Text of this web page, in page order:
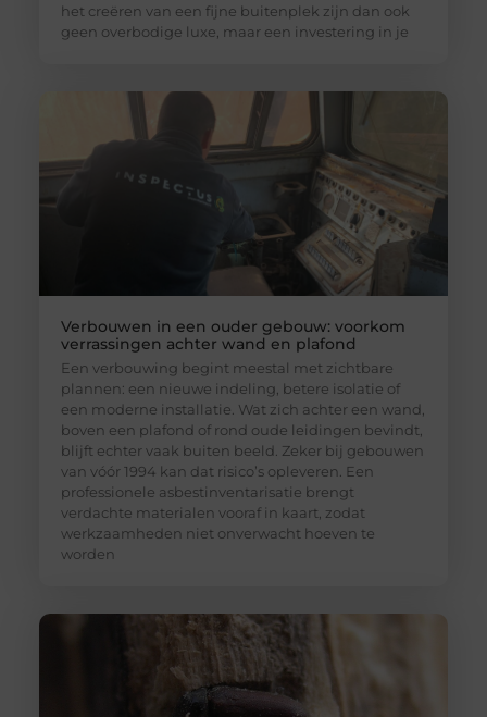
het creëren van een fijne buitenplek zijn dan ook
geen overbodige luxe, maar een investering in je
Verbouwen in een ouder gebouw: voorkom
verrassingen achter wand en plafond
Een verbouwing begint meestal met zichtbare
plannen: een nieuwe indeling, betere isolatie of
een moderne installatie. Wat zich achter een wand,
boven een plafond of rond oude leidingen bevindt,
blijft echter vaak buiten beeld. Zeker bij gebouwen
van vóór 1994 kan dat risico’s opleveren. Een
professionele asbestinventarisatie brengt
verdachte materialen vooraf in kaart, zodat
werkzaamheden niet onverwacht hoeven te
worden